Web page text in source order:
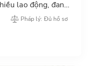
lao động, đang
đến thuê đất, đầu
Pháp lý: Đủ hồ sơ